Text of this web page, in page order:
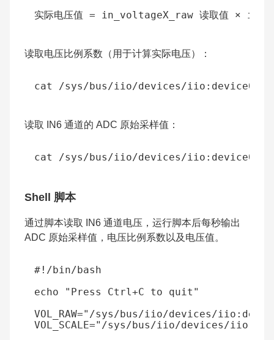
读取电压比例系数（用于计算实际电压）：
读取 IN6 通道的 ADC 原始采样值：
Shell 脚本
通过脚本读取 IN6 通道电压，运行脚本后每秒输出
ADC 原始采样值，电压比例系数以及电压值。
#!/bin/bash
echo
"Press Ctrl+C to quit"
VOL_RAW="/sys/bus/iio/devices/
VOL_SCALE="/sys/bus/iio/devices/